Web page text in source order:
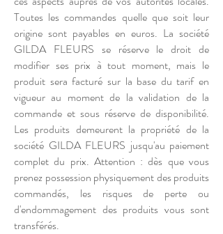
Toutes les commandes quelle que soit leur
origine sont payables en euros. La société
GILDA FLEURS se réserve le droit de
modifier ses prix à tout moment, mais le
produit sera facturé sur la base du tarif en
vigueur au moment de la validation de la
commande et sous réserve de disponibilité.
Les produits demeurent la propriété de la
société GILDA FLEURS jusqu'au paiement
complet du prix. Attention : dès que vous
prenez possession physiquement des produits
commandés, les risques de perte ou
d'endommagement des produits vous sont
transférés.